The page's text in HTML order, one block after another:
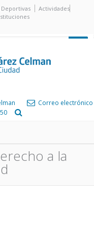
Actividades
Correo electrónico
a la